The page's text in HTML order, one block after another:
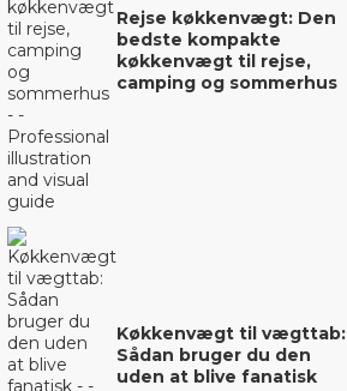
Rejse køkkenvægt: Den
bedste kompakte
køkkenvægt til rejse,
camping og sommerhus
Køkkenvægt til vægttab:
Sådan bruger du den
uden at blive fanatisk